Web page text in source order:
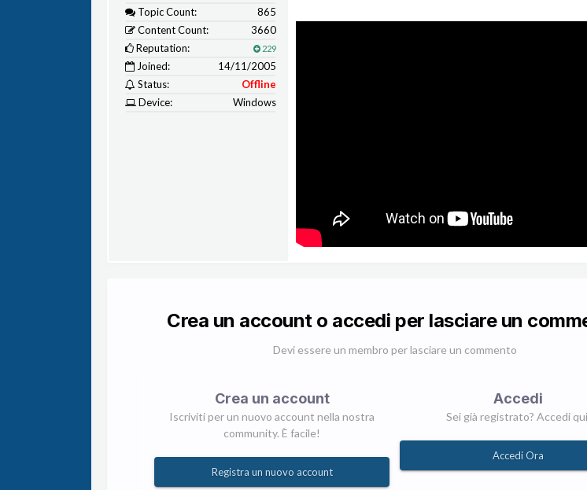
Topic Count:
865
Content Count:
3660
Reputation:
229
Joined:
14/11/2005
Status:
Offline
Device:
Windows
Crea un account o accedi per lasciare un
Devi essere un membro per lasciare un commento
Crea un account
Iscriviti per un nuovo account nella nostra
community. È facile!
Registra un nuovo account
Accedi
Sei già registrato? Accedi
Accedi Ora